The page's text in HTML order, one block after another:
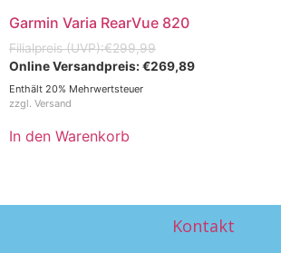
Garmin Varia RearVue 820
€299,99
€269,89
Enthält 20% Mehrwertsteuer
zzgl. Versand
In den Warenkorb
Kontakt